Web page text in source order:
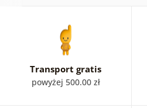
Transport gratis
powyżej 500.00 zł